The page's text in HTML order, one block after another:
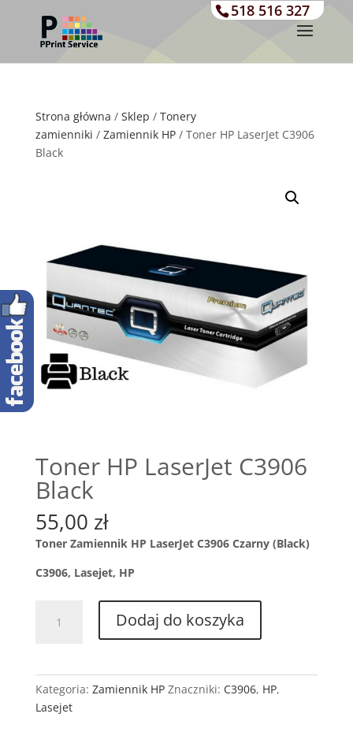
518 516 327
Strona główna / Sklep / Tonery
zamienniki / Zamiennik HP/ Toner HP LaserJet C3906
Black
Toner HP LaserJet C3906
Black
55,00 zł
Toner Zamiennik HP LaserJet C3906 Czarny (Black)
C3906, Lasejet, HP
Toner
Black
Dodaj do koszyka
Kategoria: Zamiennik HP Znaczniki: C3906, HP,
Lasejet